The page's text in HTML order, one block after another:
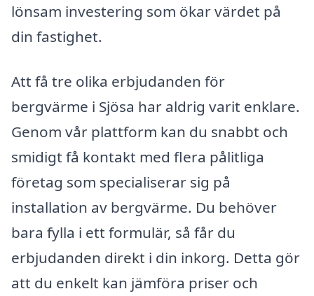
lönsam investering som ökar värdet på
din fastighet.
Att få tre olika erbjudanden för
bergvärme i Sjösa har aldrig varit enklare.
Genom vår plattform kan du snabbt och
smidigt få kontakt med flera pålitliga
företag som specialiserar sig på
installation av bergvärme. Du behöver
bara fylla i ett formulär, så får du
erbjudanden direkt i din inkorg. Detta gör
att du enkelt kan jämföra priser och